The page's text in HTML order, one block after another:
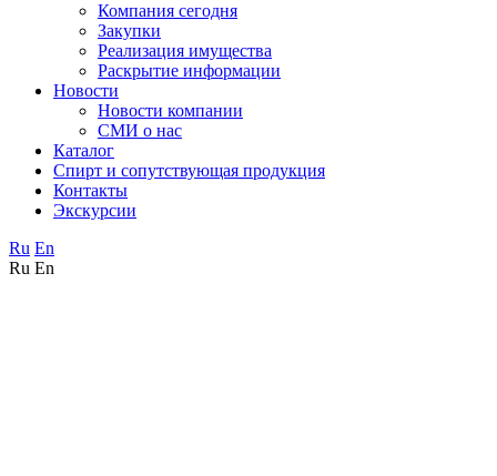
Компания сегодня
Закупки
Реализация имущества
Раскрытие информации
Новости
Новости компании
СМИ о нас
Каталог
Спирт и сопутствующая продукция
Контакты
Экскурсии
Ru En
Ru En